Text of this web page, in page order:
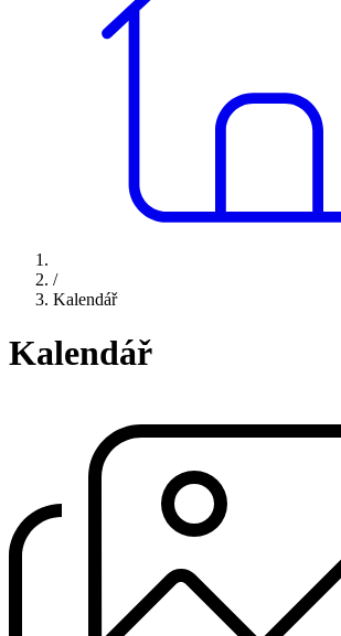
/
Kalendář
Kalendář